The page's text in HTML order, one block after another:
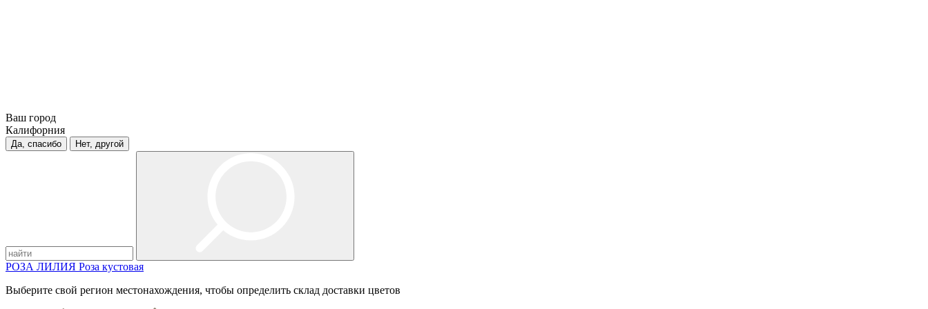
Ваш город
Калифорния
Да, спасибо Нет, другой
РОЗА ЛИЛИЯ Роза кустовая
Выберите свой регион местонахождения, чтобы определить склад доставки цветов